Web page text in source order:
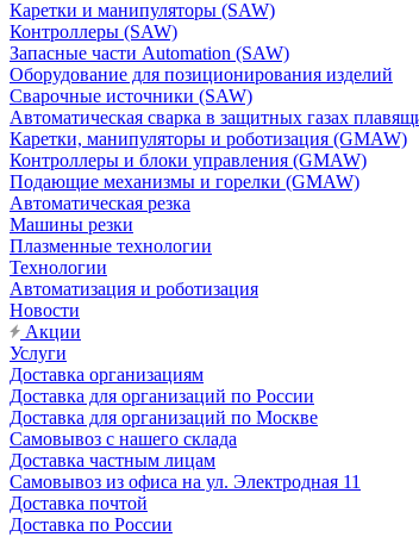
Каретки и манипуляторы (SAW)
Контроллеры (SAW)
Запасные части Automation (SAW)
Оборудование для позиционирования изделий
Сварочные источники (SAW)
Автоматическая сварка в защитных газах
Каретки, манипуляторы и роботизация (GMAW)
Контроллеры и блоки управления (GMAW)
Подающие механизмы и горелки (GMAW)
Автоматическая резка
Машины резки
Плазменные технологии
Технологии
Автоматизация и роботизация
Новости
Акции
Услуги
Доставка организациям
Доставка для организаций по России
Доставка для организаций по Москве
Самовывоз с нашего склада
Доставка частным лицам
Самовывоз из офиса на ул. Электродная 11
Доставка почтой
Доставка по России